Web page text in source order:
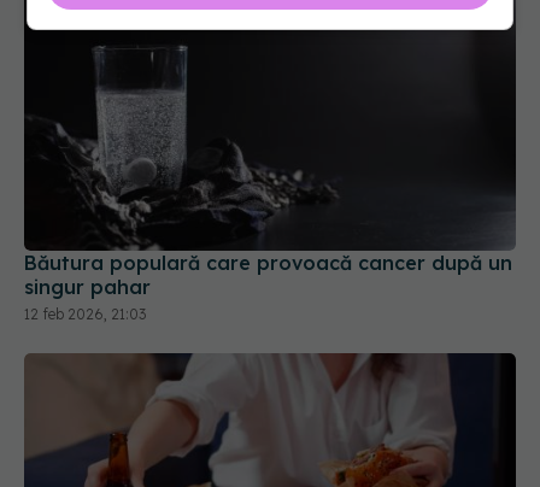
Băutura populară care provoacă cancer după un
singur pahar
12 feb 2026, 21:03